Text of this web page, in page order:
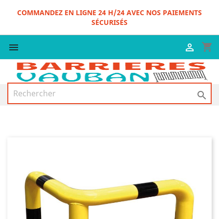
COMMANDEZ EN LIGNE 24 H/24 AVEC NOS PAIEMENTS
SÉCURISÉS
 shopping_cart

